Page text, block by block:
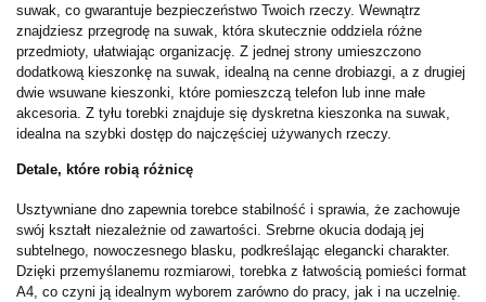
suwak, co gwarantuje bezpieczeństwo Twoich rzeczy. Wewnątrz
znajdziesz przegrodę na suwak, która skutecznie oddziela różne
przedmioty, ułatwiając organizację. Z jednej strony umieszczono
dodatkową kieszonkę na suwak, idealną na cenne drobiazgi, a z drugiej
dwie wsuwane kieszonki, które pomieszczą telefon lub inne małe
akcesoria. Z tyłu torebki znajduje się dyskretna kieszonka na suwak,
idealna na szybki dostęp do najczęściej używanych rzeczy.
Detale, które robią różnicę
Usztywniane dno zapewnia torebce stabilność i sprawia, że zachowuje
swój kształt niezależnie od zawartości. Srebrne okucia dodają jej
subtelnego, nowoczesnego blasku, podkreślając elegancki charakter.
Dzięki przemyślanemu rozmiarowi, torebka z łatwością pomieści format
A4, co czyni ją idealnym wyborem zarówno do pracy, jak i na uczelnię.